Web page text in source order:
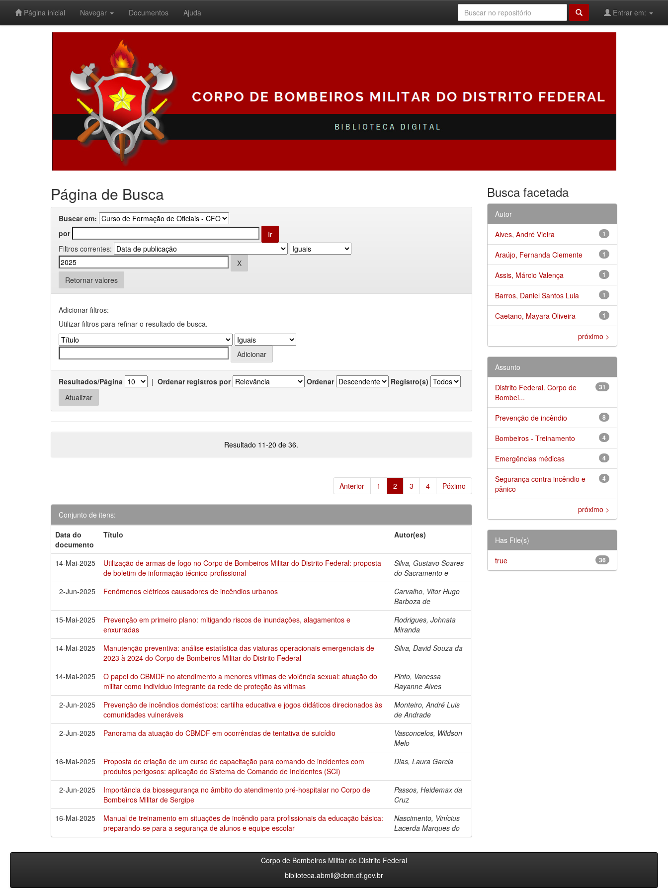
Página inicial Navegar Documentos Ajuda Entrar em:
Página de Busca
Buscar em:
por
Filtros correntes:
Retornar valores
Adicionar filtros:
Utilizar filtros para refinar o resultado de busca.
Resultados/Página | Ordenar registros por Ordenar Registro(s)
Resultado 11-20 de 36.
Anterior 1 2 3 4 Póximo
Conjunto de itens:
Data do
documento
Título Autor(es)
14-Mai-2025
Utilização de armas de fogo no Corpo de Bombeiros Militar do Distrito Federal: proposta
de boletim de informação técnico-profissional
Silva, Gustavo Soares
do Sacramento e
2-Jun-2025
Fenômenos elétricos causadores de incêndios urbanos
Carvalho, Vitor Hugo
Barboza de
15-Mai-2025
Prevenção em primeiro plano: mitigando riscos de inundações, alagamentos e
enxurradas
Rodrigues, Johnata
Miranda
14-Mai-2025
Manutenção preventiva: análise estatística das viaturas operacionais emergenciais de
2023 à 2024 do Corpo de Bombeiros Militar do Distrito Federal
Silva, David Souza da
14-Mai-2025
O papel do CBMDF no atendimento a menores vítimas de violência sexual: atuação do
militar como indivíduo integrante da rede de proteção às vítimas
Pinto, Vanessa
Rayanne Alves
2-Jun-2025
Prevenção de incêndios domésticos: cartilha educativa e jogos didáticos direcionados às
comunidades vulneráveis
Monteiro, André Luis
de Andrade
2-Jun-2025
Panorama da atuação do CBMDF em ocorrências de tentativa de suicídio
Vasconcelos, Wildson
Melo
16-Mai-2025
Proposta de criação de um curso de capacitação para comando de incidentes com
produtos perigosos: aplicação do Sistema de Comando de Incidentes (SCI)
Dias, Laura Garcia
2-Jun-2025
Importância da biossegurança no âmbito do atendimento pré-hospitalar no Corpo de
Bombeiros Militar de Sergipe
Passos, Heidemax da
Cruz
16-Mai-2025
Manual de treinamento em situações de incêndio para profissionais da educação básica:
preparando-se para a segurança de alunos e equipe escolar
Nascimento, Vinícius
Lacerda Marques do
Busca facetada
Autor
1
Alves, André Vieira
1
Araújo, Fernanda Clemente
1
Assis, Márcio Valença
1
Barros, Daniel Santos Lula
1
Caetano, Mayara Oliveira
próximo >
Assunto
31
Distrito Federal. Corpo de
Bombei...
8
Prevenção de incêndio
4
Bombeiros - Treinamento
4
Emergências médicas
4
Segurança contra incêndio e
pânico
próximo >
Has File(s)
36
true
Corpo de Bombeiros Militar do Distrito Federal
biblioteca.abmil@cbm.df.gov.br